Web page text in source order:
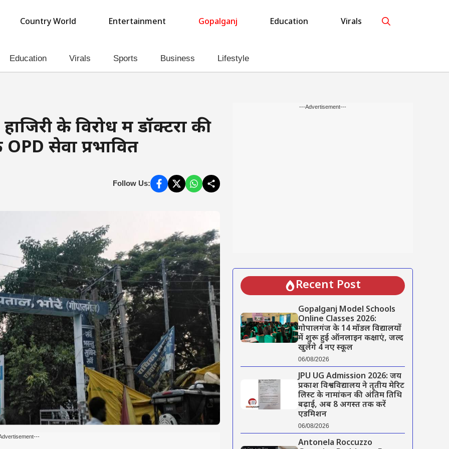
Country World Entertainment Gopalganj Education Virals
Education Virals Sports Business Lifestyle
के विरोध में डॉक्टरों की
सेवा प्रभावित
Follow Us:
---Advertisement---
Recent Post
Gopalganj Model Schools
Online Classes 2026:
गोपालगंज के 14 मॉडल विद्यालयों
में शुरू हुई ऑनलाइन कक्षाएं, जल्द
खुलेंगे 4 नए स्कूल
06/08/2026
JPU UG Admission 2026: जय
प्रकाश विश्वविद्यालय ने तृतीय मेरिट
लिस्ट के नामांकन की अंतिम तिथि
बढ़ाई, अब 8 अगस्त तक करें
एडमिशन
06/08/2026
Antonela Roccuzzo